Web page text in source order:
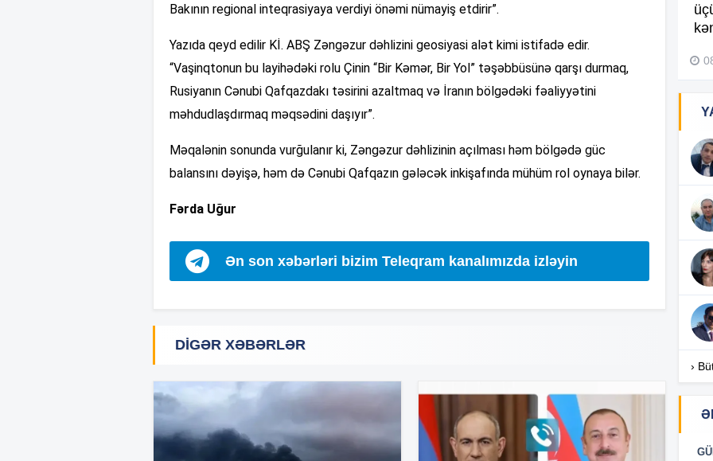
Bakının regional inteqrasiyaya verdiyi önəmi nümayiş etdirir”.
Yazıda qeyd edilir Kİ. ABŞ Zəngəzur dəhlizini geosiyasi alət kimi istifadə edir.
“Vaşinqtonun bu layihədəki rolu Çinin “Bir Kəmər, Bir Yol” təşəbbüsünə qarşı durmaq,
Rusiyanın Cənubi Qafqazdakı təsirini azaltmaq və İranın bölgədəki fəaliyyətini
məhdudlaşdırmaq məqsədini daşıyır”.
Məqalənin sonunda vurğulanır ki, Zəngəzur dəhlizinin açılması həm bölgədə güc
balansını dəyişə, həm də Cənubi Qafqazın gələcək inkişafında mühüm rol oynaya bilər.
Fərda Uğur
Ən son xəbərləri bizim Teleqram kanalımızda izləyin
DIGƏR XƏBƏRLƏR
acınacaqlı durumda –
04 Avqust 2026, 20:48
›